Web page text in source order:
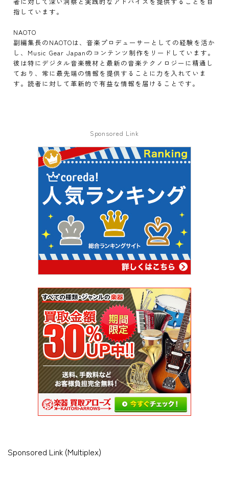
指しています。
NAOTO
副編集長のNAOTOは、音楽プロデューサーとしての経験を活か
し、Music Gear Japanのコンテンツ制作をリードしています。
彼は特にデジタル音楽機材と最新の音楽テクノロジーに精通し
ており、常に最先端の情報を提供することに力を入れていま
す。読者に対して革新的で有益な情報を届けることです。
Sponsored Link
Sponsored Link (Multiplex)